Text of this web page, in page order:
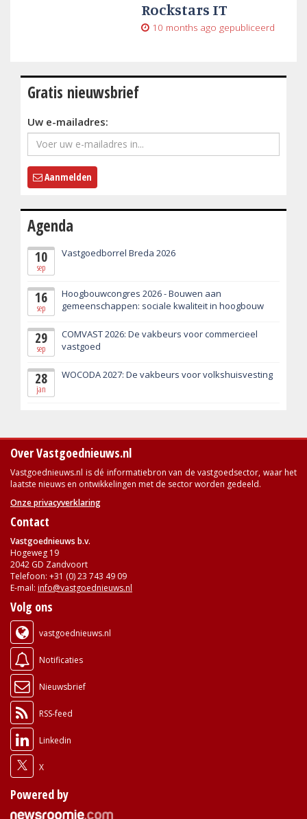
Rockstars IT
10 months ago gepubliceerd
Gratis nieuwsbrief
Uw e-mailadres:
Aanmelden
Agenda
10
sep
Vastgoedborrel Breda 2026
16
sep
Hoogbouwcongres 2026 - Bouwen aan
gemeenschappen: sociale kwaliteit in hoogbouw
29
sep
COMVAST 2026: De vakbeurs voor commercieel
vastgoed
28
jan
WOCODA 2027: De vakbeurs voor volkshuisvesting
Over Vastgoednieuws.nl
Vastgoednieuws.nl is dé informatiebron van de vastgoedsector, waar het
laatste nieuws en ontwikkelingen met de sector worden gedeeld.
Onze privacyverklaring
Contact
Vastgoednieuws b.v.
Hogeweg 19
2042 GD Zandvoort
Telefoon: +31 (0) 23 743 49 09
E-mail: info@vastgoednieuws.nl
Volg ons
vastgoednieuws.nl
Notificaties
Nieuwsbrief
RSS-feed
Linkedin
X
Powered by